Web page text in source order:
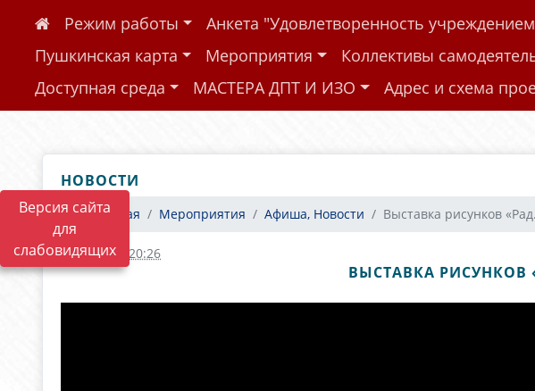
Версия сайта
для
слабовидящих
Режим работы Анкета "Удовлетворенность
Пушкинская карта
Мероприятия Коллективы
Доступная среда
МАСТЕРА ДПТ И ИЗО Адрес и схема
НОВОСТИ
Главная Мероприятия Афиша, Новости Выставка рисунков
02.11.2020 20:26
ВЫСТАВКА РИСУНКОВ